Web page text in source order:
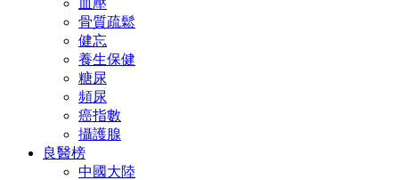
血壓
骨質疏鬆
健忘
養生保健
糖尿
頻尿
癌指數
攝護腺
良醫榜
中國大陸